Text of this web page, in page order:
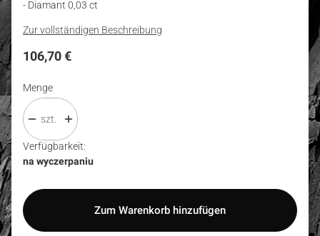
- Diamant 0,03 ct
Zur vollständigen Beschreibung
Preis
106,70 €
Menge
szt.
Verfügbarkeit:
na wyczerpaniu
Zum Warenkorb hinzufügen